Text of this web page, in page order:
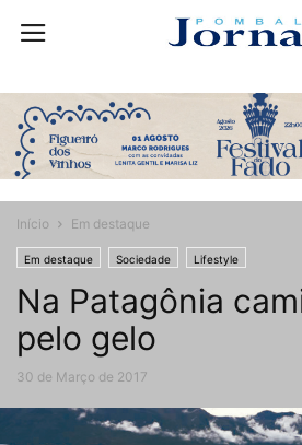
Início Em destaque
Em destaque Sociedade Lifestyle
Na Patagônia
pelo gelo
30 de Março de 2017